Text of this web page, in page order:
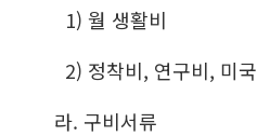
1) 월 생활비
2) 정착비, 연구비, 미
라. 구비서류